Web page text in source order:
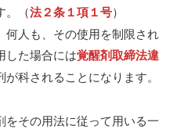
。（法２条１項１号）
何人も、その使用を制限され
した場合には覚醒剤取締法違
科されることになります。
をその用法に従って用いる一